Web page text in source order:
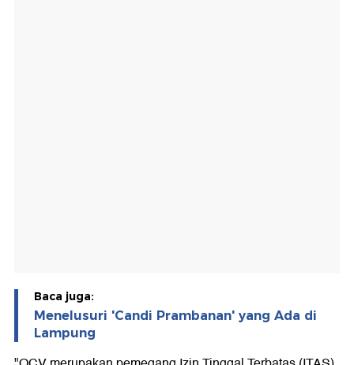
Baca juga:
Menelusuri 'Candi Prambanan' yang Ada di
Lampung